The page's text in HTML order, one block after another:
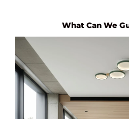
What Can We